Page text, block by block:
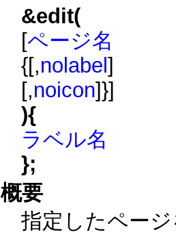
&edit(
[ページ名
{[,nolabel]
[,noicon]}]
){
ラベル名
};
概要
指定したペー